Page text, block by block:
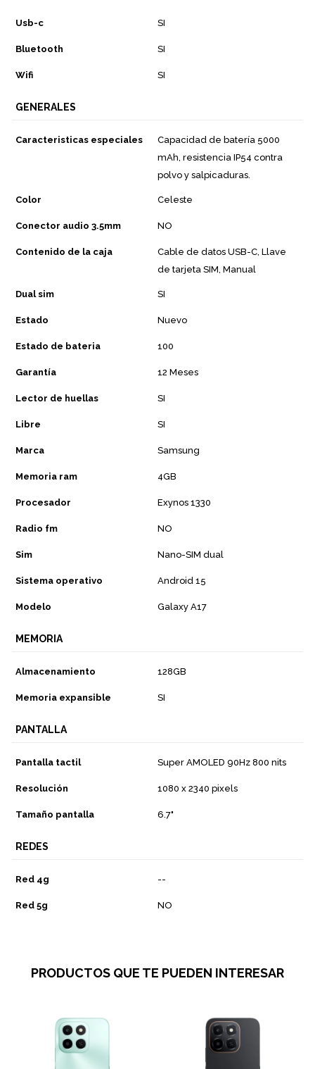
Usb-c SI
Bluetooth SI
Wifi SI
GENERALES
Caracteristicas especiales
Capacidad de batería 5000
mAh, resistencia IP54 contra
polvo y salpicaduras.
Color Celeste
Conector audio 3.5mm NO
Contenido de la caja
Cable de datos USB-C, Llave
de tarjeta SIM, Manual
Dual sim SI
Estado Nuevo
Estado de bateria 100
Garantía 12 Meses
Lector de huellas SI
Libre SI
Marca Samsung
Memoria ram 4GB
Procesador Exynos 1330
Radio fm NO
Sim Nano-SIM dual
Sistema operativo Android 15
Modelo Galaxy A17
MEMORIA
Almacenamiento 128GB
Memoria expansible SI
PANTALLA
Pantalla tactil Super AMOLED 90Hz 800 nits
Resolución 1080 x 2340 pixels
Tamaño pantalla 6.7"
REDES
Red 4g --
Red 5g NO
PRODUCTOS QUE TE PUEDEN INTERESAR